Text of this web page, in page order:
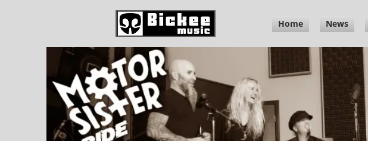
Home News